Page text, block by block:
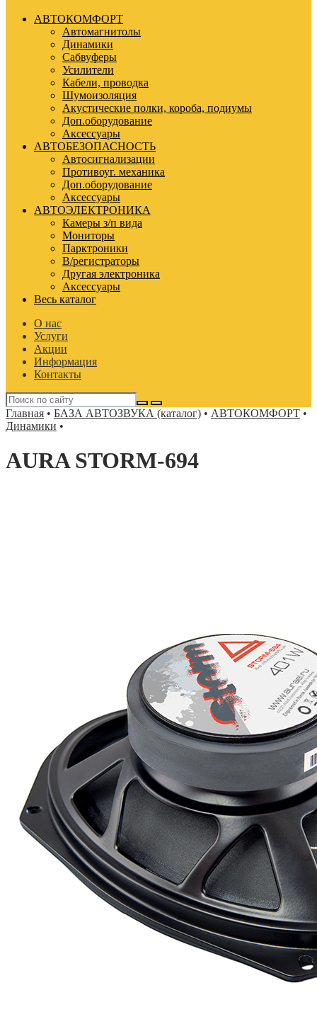
АВТОКОМФОРТ
Автомагнитолы
Динамики
Сабвуферы
Усилители
Кабели, проводка
Шумоизоляция
Акустические полки, короба, подиумы
Доп.оборудование
Аксессуары
АВТОБЕЗОПАСНОСТЬ
Автосигнализации
Противоуг. механика
Доп.оборудование
Аксессуары
АВТОЭЛЕКТРОНИКА
Камеры з/п вида
Мониторы
Парктроники
В/регистраторы
Другая электроника
Аксессуары
Весь каталог
О нас
Услуги
Акции
Информация
Контакты
Главная • БАЗА АВТОЗВУКА (каталог) • АВТОКОМФОРТ •
Динамики •
AURA STORM-694